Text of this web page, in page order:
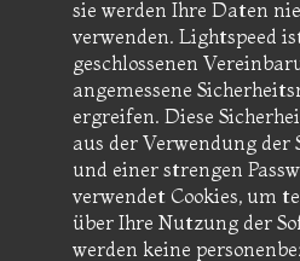
sie werden Ihre Daten
verwenden. Lightspeed
geschlossenen
angemessene
ergreifen. Diese
aus der Verwendung der
und einer strengen
verwendet Cookies, um
über Ihre Nutzung der
werden keine